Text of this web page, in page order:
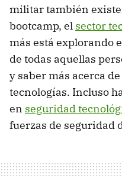
militar también
bootcamp, el sector
más está explorando
de todas aquellas
y saber más acerca
tecnologías. Incluso
en seguridad
fuerzas de seguridad